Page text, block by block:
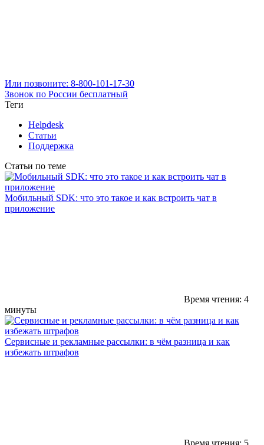
Или позвоните: 8-800-101-17-30
Звонок по России бесплатный
Теги
Helpdesk
Статьи
Поддержка
Статьи по теме
Мобильный SDK: что это такое и как встроить чат в
приложение
Время чтения: 4
минуты
Сервисные и рекламные рассылки: в чём разница и как
избежать штрафов